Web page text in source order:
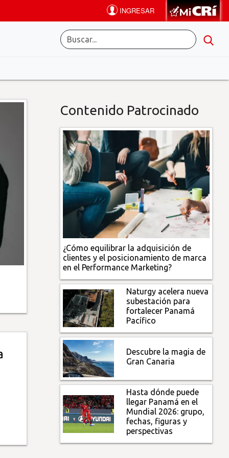
Contenido Patrocinado
¿Cómo equilibrar la adquisición de
clientes y el posicionamiento de marca
en el Performance Marketing?
Naturgy acelera nueva
subestación para
fortalecer Panamá
Pacífico
Descubre la magia de
Gran Canaria
Hasta dónde puede
llegar Panamá en el
Mundial 2026: grupo,
fechas, figuras y
perspectivas